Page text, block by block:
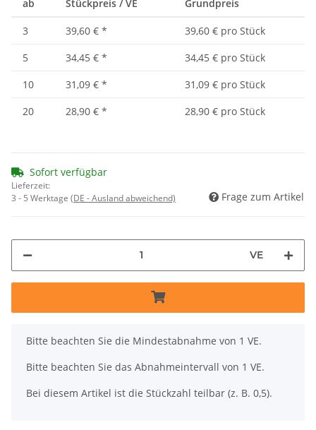
ab Stückpreis / VE Grundpreis
3 39,60 € *
39,60 € pro Stück
5
34,45 € *
34,45 € pro Stück
10
31,09 € *
31,09 € pro Stück
20
28,90 € * 28,90 € pro Stück
Sofort verfügbar
Lieferzeit:
3 - 5 Werktage (DE - Ausland abweichend) Frage zum Artikel
VE
x
Bitte beachten Sie die Mindestabnahme von 1 VE.
Bitte beachten Sie das Abnahmeintervall von 1 VE.
Bei diesem Artikel ist die Stückzahl teilbar (z. B. 0,5).